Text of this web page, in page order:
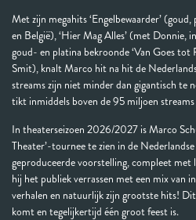
Met zijn megahits ‘Engelbewaarder’
en België), ‘Hier Mag Alles’ (met Donnie,
goud- en platina bekroonde ‘Van Goes tot
Smit), knalt Marco hit na hit de
streams zijn niet minder dan gigantisch te
tikt inmiddels boven de 95 miljoen streams
In theaterseizoen 2026/2027 is Marco
Theater’-tournee te zien in de
geproduceerde voorstelling, compleet met
hij het publiek verrassen met een mix van
verhalen en natuurlijk zijn grootste hits!
komt en tegelijkertijd één groot feest is.